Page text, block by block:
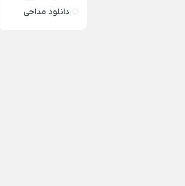
دانلود مداحی